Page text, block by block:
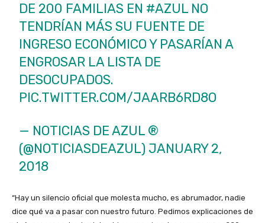
DE 200 FAMILIAS EN #AZUL NO
TENDRÍAN MÁS SU FUENTE DE
INGRESO ECONÓMICO Y PASARÍAN A
ENGROSAR LA LISTA DE
DESOCUPADOS.
PIC.TWITTER.COM/JAARB6RD8O
— NOTICIAS DE AZUL ®
(@NOTICIASDEAZUL) JANUARY 2,
2018
“Hay un silencio oficial que molesta mucho, es abrumador, nadie
dice qué va a pasar con nuestro futuro. Pedimos explicaciones de